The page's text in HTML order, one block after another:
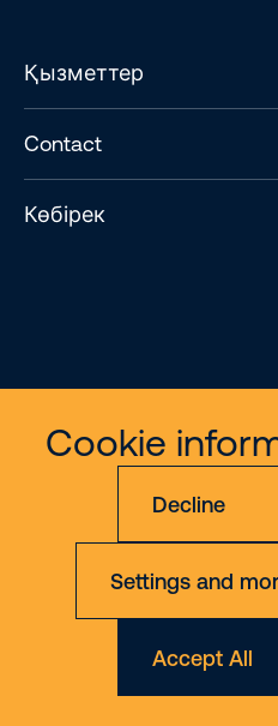
Cookie
Decline
Settings and
Accept All
Қызметтер
Contact
Көбірек
© 2026 Riwal -